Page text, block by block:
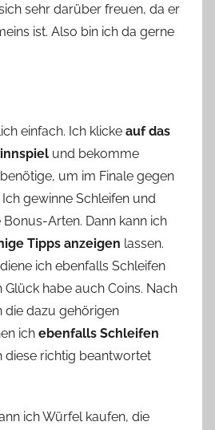
sehr darüber freuen, da er
ist. Also bin ich da gerne
einfach. Ich klicke auf das
und bekomme
um im Finale gegen
gewinne Schleifen und
Arten. Dann kann ich
Tipps anzeigen lassen.
ich ebenfalls Schleifen
Glück habe auch Coins. Nach
die dazu gehörigen
ich ebenfalls Schleifen
diese richtig beantwortet
ich Würfel kaufen, die